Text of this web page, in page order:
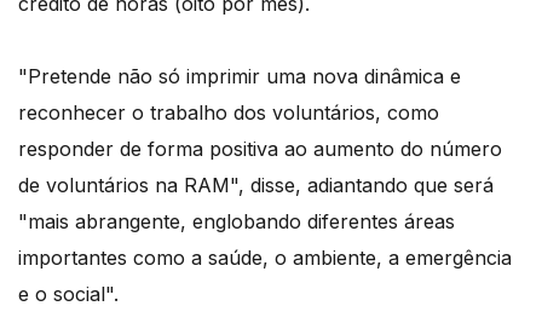
"Pretende não só imprimir uma nova dinâmica e
reconhecer o trabalho dos voluntários, como
responder de forma positiva ao aumento do número
de voluntários na RAM", disse, adiantando que será
"mais abrangente, englobando diferentes áreas
importantes como a saúde, o ambiente, a emergência
e o social".